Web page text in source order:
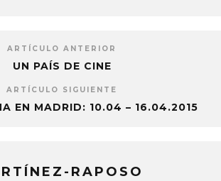
ARTÍCULO ANTERIOR
UN PAÍS DE CINE
ARTÍCULO SIGUIENTE
EN MADRID: 10.04 – 16.04.2015
RAPOSO